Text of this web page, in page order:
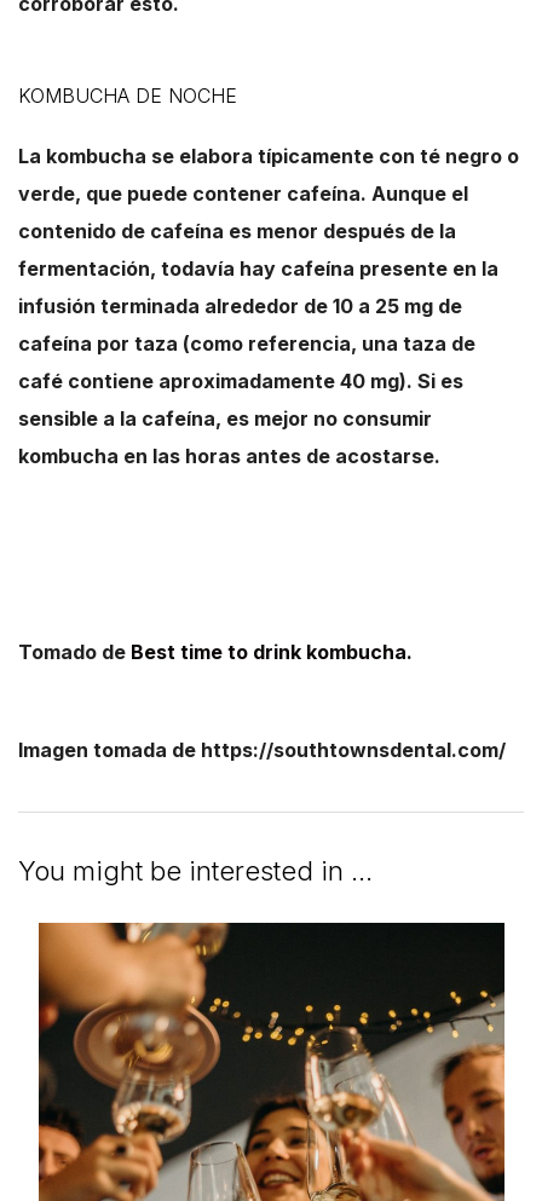
KOMBUCHA DE NOCHE
La kombucha se elabora típicamente con té negro o
verde, que puede contener cafeína. Aunque el
contenido de cafeína es menor después de la
fermentación, todavía hay cafeína presente en la
infusión terminada alrededor de 10 a 25 mg de
cafeína por taza (como referencia, una taza de
café contiene aproximadamente 40 mg). Si es
sensible a la cafeína, es mejor no consumir
kombucha en las horas antes de acostarse.
Tomado de Best time to drink kombucha.
Imagen tomada de https://southtownsdental.com/
You might be interested in …